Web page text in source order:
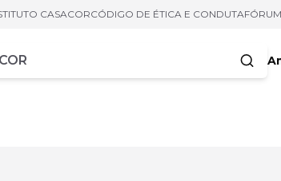
CASACORCÓDIGO DE ÉTICA E CONDUTA